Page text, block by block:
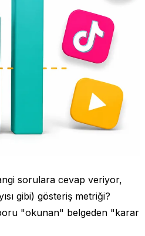
sorulara cevap veriyor,
gibi) gösteriş metriği?
"okunan" belgeden "karar